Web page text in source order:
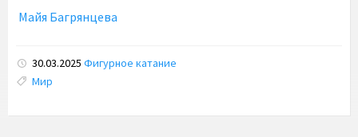
Майя Багрянцева
30.03.2025 Фигурное катание
Tags:
Мир